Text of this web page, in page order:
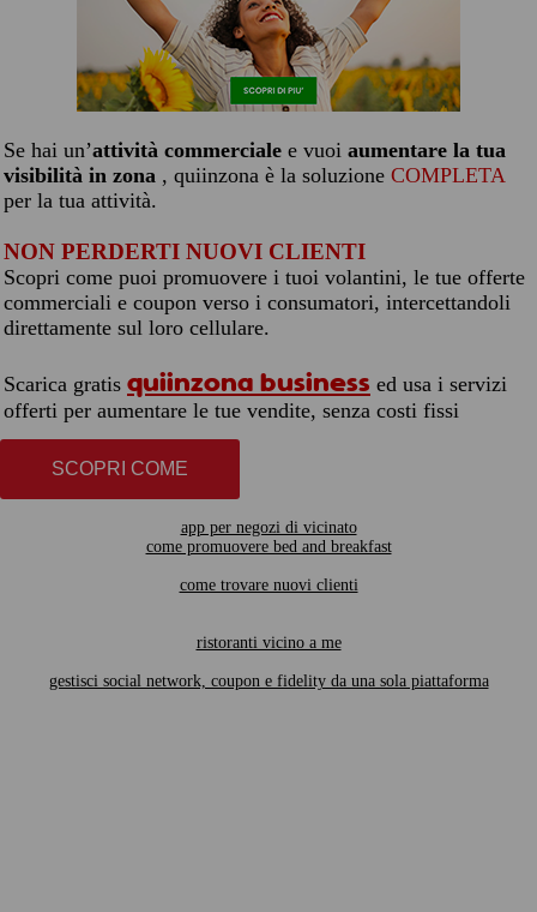
Se hai un’attività commerciale e vuoi aumentare la tua
visibilità in zona , quiinzona è la soluzione COMPLETA
per la tua attività.
NON PERDERTI NUOVI CLIENTI
Scopri come puoi promuovere i tuoi volantini, le tue offerte
commerciali e coupon verso i consumatori, intercettandoli
direttamente sul loro cellulare.
Scarica gratis quiinzona business ed usa i servizi
offerti per aumentare le tue vendite, senza costi fissi
SCOPRI COME
app per negozi di vicinato
come promuovere bed and breakfast
come trovare nuovi clienti
ristoranti vicino a me
gestisci social network, coupon e fidelity da una sola piattaforma